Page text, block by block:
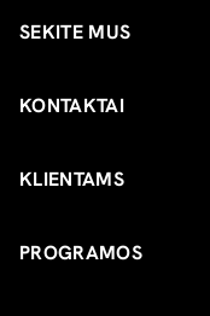
SEKITE MUS
KONTAKTAI
KLIENTAMS
PROGRAMOS